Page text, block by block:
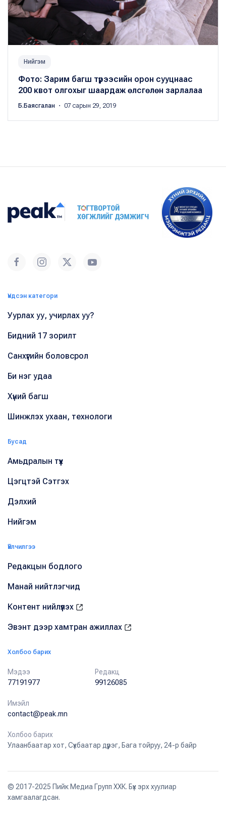
Нийгэм
Фото: Зарим багш түрээсийн орон сууцнаас
200 квот олгохыг шаардаж өлсгөлөн зарлалаа
Б.Баясгалан ・ 07 сарын 29, 2019
Үндсэн категори
Уурлах уу, учирлах уу?
Бидний 17 зорилт
Санхүүгийн боловсрол
Би нэг удаа
Хүний багш
Шинжлэх ухаан, технологи
Бусад
Амьдралын түүх
Цэгцтэй Сэтгэх
Дэлхий
Нийгэм
Үйлчилгээ
Редакцын бодлого
Манай нийтлэгчид
Контент нийлүүлэх
Эвэнт дээр хамтран ажиллах
Холбоо барих
Мэдээ
77191977
Редакц
99126085
Имэйл
contact@peak.mn
Холбоо барих
Улаанбаатар хот, Сүхбаатар дүүрэг, Бага тойруу, 24-р байр
© 2017-2025 Пийк Медиа Групп ХХК. Бүх эрх хуулиар
хамгаалагдсан.